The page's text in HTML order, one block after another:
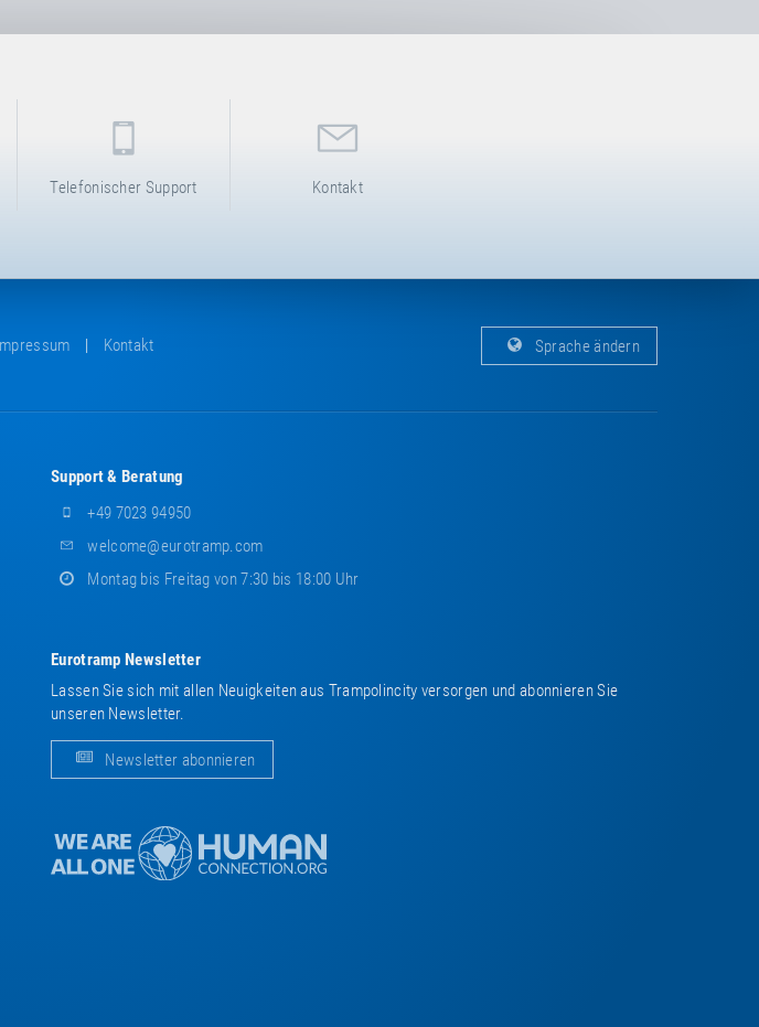
Telefonischer Support Kontakt
Kontakt Sprache ändern
Support & Beratung
+49 7023 94950
welcome@eurotramp.com
Montag bis Freitag von 7:30 bis 18:00 Uhr
Eurotramp Newsletter
Lassen Sie sich mit allen Neuigkeiten aus Trampolincity versorgen und abonnieren Sie
unseren Newsletter.
Newsletter abonnieren